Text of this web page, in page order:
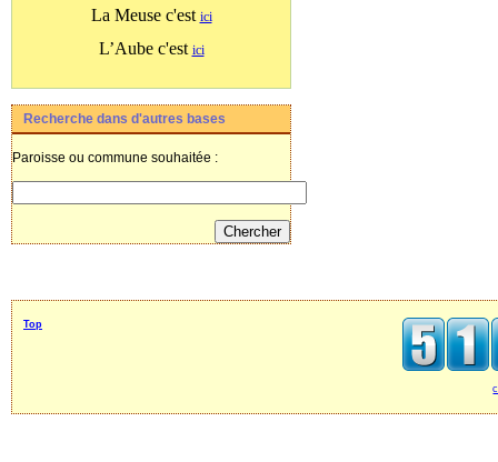
La Meuse c'est ici
L’Aube c'est ici
Recherche dans d'autres bases
Paroisse ou commune souhaitée :
Top